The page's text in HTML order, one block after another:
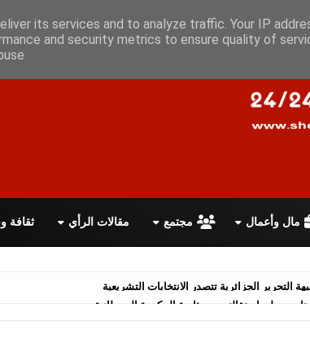
اتفاقية الاستخدام أعلن معانا اتصل بنا اقرأ الصحيفة PDF
مال وأعمال مجتمع مقالات الرأي ثقافة
يعلن استقالته من رئاسة الحكومة البريطانية
its services and to analyze traffic. Your IP
and security metrics to ensure quality of